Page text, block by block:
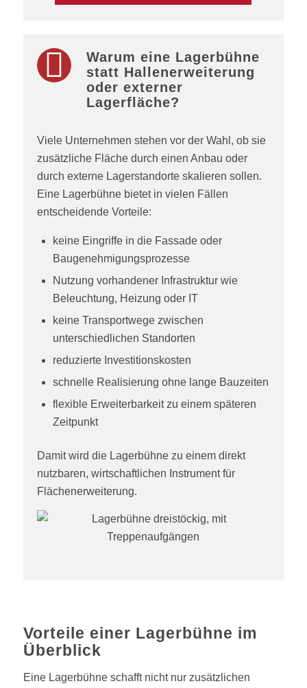
Warum eine Lagerbühne
statt Hallenerweiterung
oder externer
Lagerfläche?
Viele Unternehmen stehen vor der Wahl, ob sie
zusätzliche Fläche durch einen Anbau oder
durch externe Lagerstandorte skalieren sollen.
Eine Lagerbühne bietet in vielen Fällen
entscheidende Vorteile:
keine Eingriffe in die Fassade oder
Baugenehmigungsprozesse
Nutzung vorhandener Infrastruktur wie
Beleuchtung, Heizung oder IT
keine Transportwege zwischen
unterschiedlichen Standorten
reduzierte Investitionskosten
schnelle Realisierung ohne lange Bauzeiten
flexible Erweiterbarkeit zu einem späteren
Zeitpunkt
Damit wird die Lagerbühne zu einem direkt
nutzbaren, wirtschaftlichen Instrument für
Flächenerweiterung.
Vorteile einer Lagerbühne im
Überblick
Eine Lagerbühne schafft nicht nur zusätzlichen